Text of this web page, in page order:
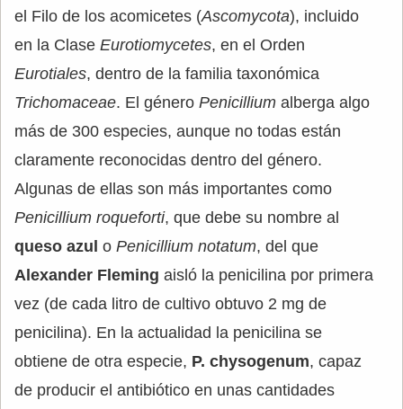
el Filo de los acomicetes (Ascomycota), incluido
en la Clase Eurotiomycetes, en el Orden
Eurotiales, dentro de la familia taxonómica
Trichomaceae. El género Penicillium alberga algo
más de 300 especies, aunque no todas están
claramente reconocidas dentro del género.
Algunas de ellas son más importantes como
Penicillium roqueforti, que debe su nombre al
queso azul o Penicillium notatum, del que
Alexander Fleming aisló la penicilina por primera
vez (de cada litro de cultivo obtuvo 2 mg de
penicilina). En la actualidad la penicilina se
obtiene de otra especie, P. chysogenum, capaz
de producir el antibiótico en unas cantidades